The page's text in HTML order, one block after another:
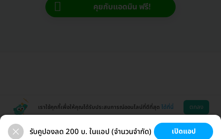
คุยกับแอดมิน ฟรี!
เราใช้คุกกี้เพื่อให้คุณได้รับประสบการณ์ออนไลน์ที่ดีที่สุด ได้ที่นี่ ตกลง
รับคูปองลด 200 บ. ในแอป (จำนวนจำกัด) เปิดแอป